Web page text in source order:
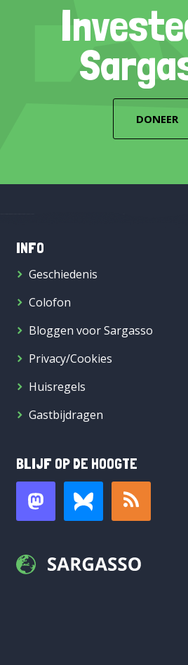
DONEER
INFO
Geschiedenis
Colofon
Bloggen voor Sargasso
Privacy/Cookies
Huisregels
Gastbijdragen
BLIJF OP DE HOOGTE